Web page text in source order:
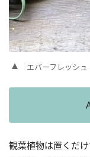
エバーフレッシュ
観葉植物は置くだ